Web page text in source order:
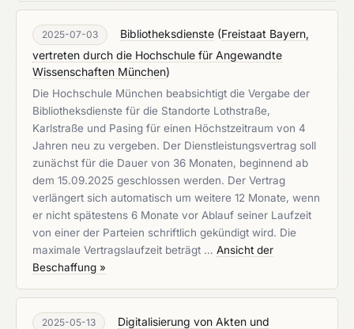
2025-07-03 Bibliotheksdienste (Freistaat Bayern,
vertreten durch die Hochschule für Angewandte
Wissenschaften München)
Die Hochschule München beabsichtigt die Vergabe der
Bibliotheksdienste für die Standorte Lothstraße,
Karlstraße und Pasing für einen Höchstzeitraum von 4
Jahren neu zu vergeben. Der Dienstleistungsvertrag soll
zunächst für die Dauer von 36 Monaten, beginnend ab
dem 15.09.2025 geschlossen werden. Der Vertrag
verlängert sich automatisch um weitere 12 Monate, wenn
er nicht spätestens 6 Monate vor Ablauf seiner Laufzeit
von einer der Parteien schriftlich gekündigt wird. Die
maximale Vertragslaufzeit beträgt … Ansicht der
Beschaffung »
2025-05-13
Digitalisierung von Akten und